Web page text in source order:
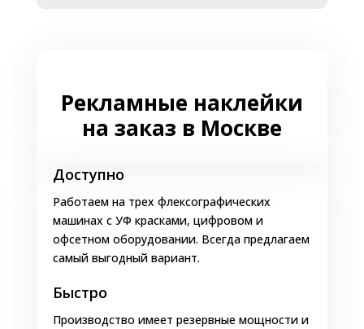
Рекламные наклейки
на заказ в Москве
Доступно
Работаем на трех флексографических
машинах с УФ красками, цифровом и
офсетном оборудовании. Всегда предлагаем
самый выгодный вариант.
Быстро
Производство имеет резервные мощности и